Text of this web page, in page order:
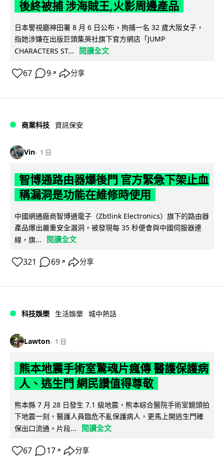
後終被捕 涉海賊王,火影周邊產品
日本警視廳神田署 8 月 6 日公布，拘捕一名 32 歲大阪女子，
指她涉嫌在出版巨頭集英社旗下官方網店「JUMP
CHARACTERS ST...
閱讀全文
67 9 ↗ 分享
商業科技 資訊保安
Vin 1 日
智博通路由器爆後門 官方緊急下架止血
稱漏洞是功能在維修時使用
中國網通廠商智博通電子（Zbtlink Electronics）旗下的路由器
產品爆出嚴重安全漏洞，被發現每 35 秒便會與中國伺服器連
線，旗...
閱讀全文
321 69 ↗ 分享
科技娛樂 生活娛樂 城中熱話
Lawton 1 日
熊本地震手術室驚魂片瘋傳 醫護保護病
人、逃生門 網民讚值得尊敬
熊本縣 7 月 28 日發生 7.1 級地震，熊本綜合醫院手術室鏡頭拍
下地震一刻，醫護人員臨危不亂保護病人，更馬上開逃生門確
保出口流通。片段...
閱讀全文
67 17 ↗ 分享